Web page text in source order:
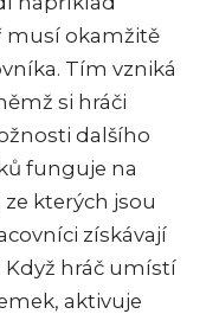
musí okamžitě
Tím vzniká
si hráči
dalšího
funguje na
kterých jsou
získávají
Když hráč umístí
aktivuje